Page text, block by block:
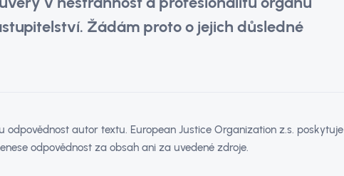
Žádám proto o jejich důsledné
autor textu. European Justice Organization z.s. poskytuje
odpovědnost za obsah ani za uvedené zdroje.